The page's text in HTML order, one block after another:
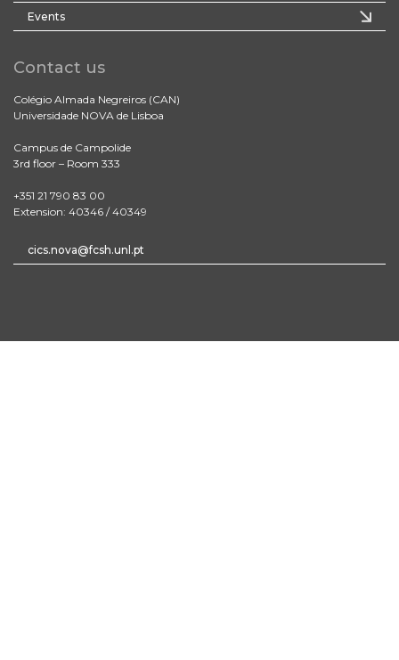
Events
Contact us
Colégio Almada Negreiros (CAN)
Universidade NOVA de Lisboa
Campus de Campolide
3rd floor – Room 333
+351 21 790 83 00
Extension: 40346 / 40349
cics.nova@fcsh.unl.pt